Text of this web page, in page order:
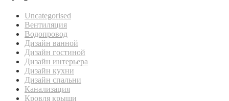
Uncategorised
Вентиляция
Водопровод
Дизайн ванной
Дизайн гостиной
Дизайн интерьера
Дизайн кухни
Дизайн спальни
Канализация
Кровля крыши